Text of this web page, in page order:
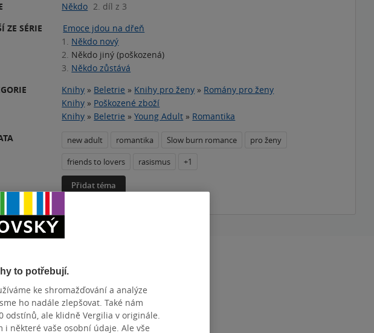
Někdo 2. díl z 3
ZE SÉRIE
Emoce jdou na dřeň
1. Někdo nový
2. Někdo jiný (poškozená)
3. Někdo zůstává
Knihy » Beletrie » Knihy pro ženy » Romány pro ženy
Knihy » Poškozené zboží
Knihy » Beletrie »Young Adult » Romantika
new adult romantika Slow burn romance
pro ženy
friends to lovers
rasismus +1
Přidat téma
VYDÁNÍ
ISBN
DEF0000143279
to potřebují.
ke shromažďování a analýze
ho nadále zlepšovat. Také nám
ale klidně Vergilia v originále.
některé vaše osobní údaje. Ale vše